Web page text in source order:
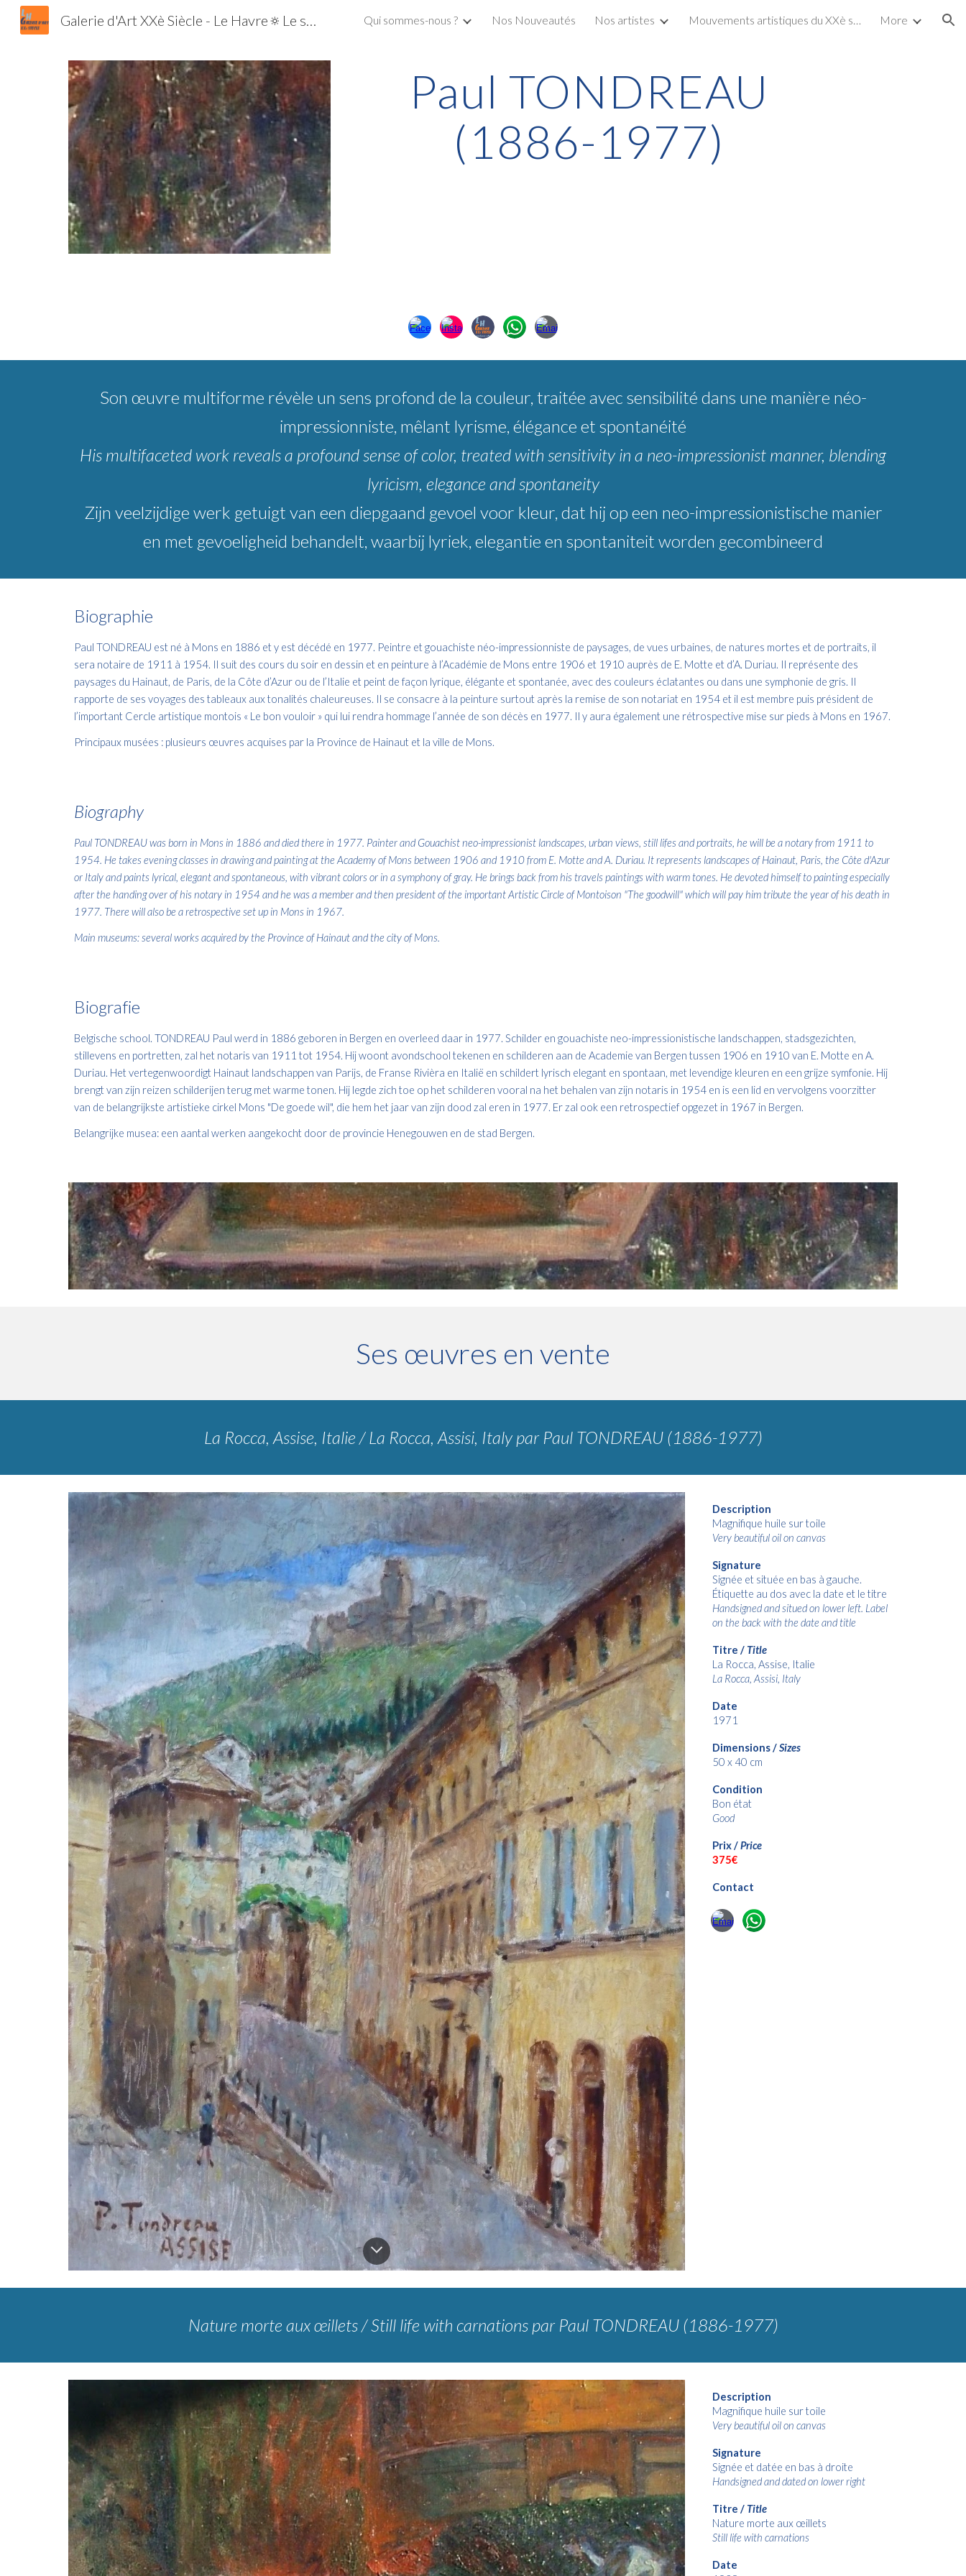
Skip to main content Skip to navigation
Galerie d'Art XXè Siècle - Le Havre🔅Le spécialiste de l'Ecole de Paris et de la Jeune Peinture | Tableaux | Estampes | Lithographies | Gravures Qui sommes-nous ? Nos Nouveautés Nos artistes Mouvements artistiques du XXè siècle More
Paul TONDREAU
(1886-1977)
Son œuvre multiforme révèle un sens profond de la couleur, traitée avec sensibilité dans une manière néo-
impressionniste, mêlant lyrisme, élégance et spontanéité
His multifaceted work reveals a profound sense of color, treated with sensitivity in a neo-impressionist manner, blending
lyricism, elegance and spontaneity
Zijn veelzijdige werk getuigt van een diepgaand gevoel voor kleur, dat hij op een neo-impressionistische manier
en met gevoeligheid behandelt, waarbij lyriek, elegantie en spontaniteit worden gecombineerd
Biographie
Paul TONDREAU est né à Mons en 1886 et y est décédé en 1977. Peintre et gouachiste néo-impressionniste de paysages, de vues urbaines, de natures mortes et de portraits, il
sera notaire de 1911 à 1954. Il suit des cours du soir en dessin et en peinture à l’Académie de Mons entre 1906 et 1910 auprès de E. Motte et d’A. Duriau. Il représente des
paysages du Hainaut, de Paris, de la Côte d’Azur ou de l’Italie et peint de façon lyrique, élégante et spontanée, avec des couleurs éclatantes ou dans une symphonie de gris. Il
rapporte de ses voyages des tableaux aux tonalités chaleureuses. Il se consacre à la peinture surtout après la remise de son notariat en 1954 et il est membre puis président de
l’important Cercle artistique montois « Le bon vouloir » qui lui rendra hommage l’année de son décès en 1977. Il y aura également une rétrospective mise sur pieds à Mons en 1967.
Principaux musées : plusieurs œuvres acquises par la Province de Hainaut et la ville de Mons.
Biography
Paul TONDREAU was born in Mons in 1886 and died there in 1977. Painter and Gouachist neo-impressionist landscapes, urban views, still lifes and portraits, he will be a notary from 1911 to
1954. He takes evening classes in drawing and painting at the Academy of Mons between 1906 and 1910 from E. Motte and A. Duriau. It represents landscapes of Hainaut, Paris, the Côte d'Azur
or Italy and paints lyrical, elegant and spontaneous, with vibrant colors or in a symphony of gray. He brings back from his travels paintings with warm tones. He devoted himself to painting especially
after the handing over of his notary in 1954 and he was a member and then president of the important Artistic Circle of Montoison "The goodwill" which will pay him tribute the year of his death in
1977. There will also be a retrospective set up in Mons in 1967.
Main museums: several works acquired by the Province of Hainaut and the city of Mons.
Biografie
Belgische school. TONDREAU Paul werd in 1886 geboren in Bergen en overleed daar in 1977. Schilder en gouachiste neo-impressionistische landschappen, stadsgezichten,
stillevens en portretten, zal het notaris van 1911 tot 1954. Hij woont avondschool tekenen en schilderen aan de Academie van Bergen tussen 1906 en 1910 van E. Motte en A.
Duriau. Het vertegenwoordigt Hainaut landschappen van Parijs, de Franse Rivièra en Italië en schildert lyrisch elegant en spontaan, met levendige kleuren en een grijze symfonie. Hij
brengt van zijn reizen schilderijen terug met warme tonen. Hij legde zich toe op het schilderen vooral na het behalen van zijn notaris in 1954 en is een lid en vervolgens voorzitter
van de belangrijkste artistieke cirkel Mons "De goede wil", die hem het jaar van zijn dood zal eren in 1977. Er zal ook een retrospectief opgezet in 1967 in Bergen.
Belangrijke musea: een aantal werken aangekocht door de provincie Henegouwen en de stad Bergen.
Ses œuvres en vente
La Rocca, Assise, Italie / La Rocca, Assisi, Italy par Paul TONDREAU (1886-1977)
Description
Magnifique huile sur toile
Very beautiful oil on canvas
Signature
Signée et située en bas à gauche.
Étiquette au dos avec la date et le titre
Handsigned and situed on lower left. Label
on the back with the date and title
Titre / Title
La Rocca, Assise, Italie
La Rocca, Assisi, Italy
Date
1971
Dimensions /Sizes
50 x 40 cm
Condition
Bon état
Good
Prix /Price
375€
Contact
Nature morte aux œillets/Still life with carnations par Paul TONDREAU (1886-1977)
Description
Magnifique huile sur toile
Very beautiful oil on canvas
Signature
Signée et datée en bas à droite
Handsigned anddated on lower right
Titre / Title
Nature morte aux œillets
Still life with carnations
Date